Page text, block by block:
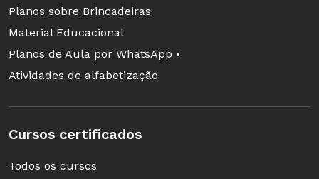
Planos sobre Brincadeiras
Material Educacional
Planos de Aula por WhatsApp •
Atividades de alfabetização
Cursos certificados
Todos os cursos